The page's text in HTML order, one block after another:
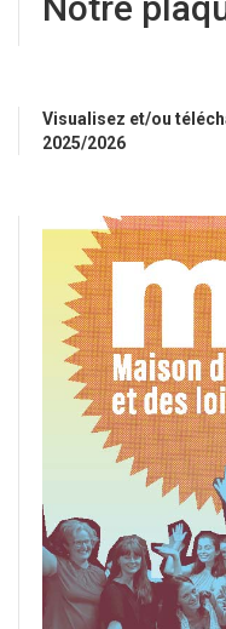
Visualisez et/ou
2025/2026